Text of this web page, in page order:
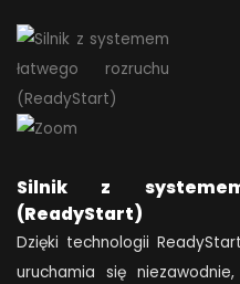
Silnik z
(ReadyStart)
Dzięki technologii
uruchamia się